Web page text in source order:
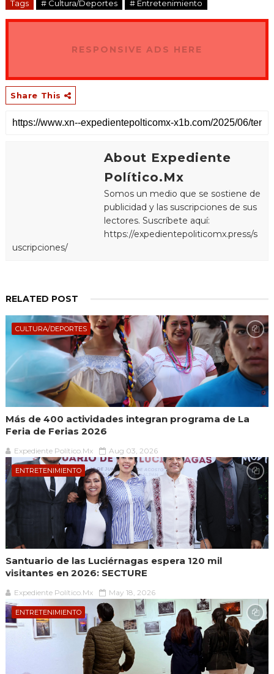
Tags # Cultura/Deportes # Entretenimiento
RESPONSIVE ADS HERE
Share This
About Expediente
Político.Mx
Somos un medio que se sostiene de
publicidad y las suscripciones de sus
lectores. Suscríbete aquí:
https://expedientepoliticomx.press/s
uscripciones/
RELATED POST
CULTURA/DEPORTES
Más de 400 actividades integran programa de La
Feria de Ferias 2026
Expediente Político.Mx Aug 03, 2026
ENTRETENIMIENTO
Santuario de las Luciérnagas espera 120 mil
visitantes en 2026: SECTURE
Expediente Político.Mx May 18, 2026
ENTRETENIMIENTO